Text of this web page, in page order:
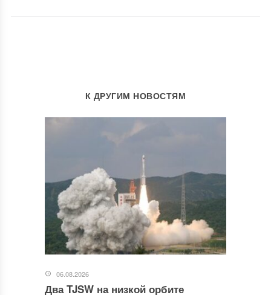
К ДРУГИМ НОВОСТЯМ
06.08.2026
Два TJSW на низкой орбите